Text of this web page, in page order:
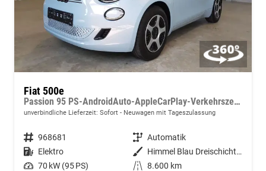
Fiat 500e
Passion 95 PS-AndroidAuto-AppleCarPlay-Verkehrszeichenerkennung-PDC-Tempomat-Sofort
unverbindliche Lieferzeit: Sofort Neuwagen mit Tageszulassung
Fahrzeugnummer 968681 Getriebe Automatik
Kraftstoff Elektro Außenfarbe
Himmel Blau Dreischicht Lackierung
Leistung 70 kW (95 PS) Kilometerstand 8.600 km